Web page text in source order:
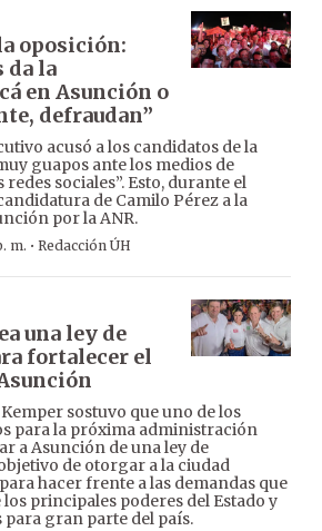
oposición:
da la
en Asunción o
defraudan”
acusó a los candidatos de la
guapos ante los medios de
sociales”. Esto, durante el
de Camilo Pérez a la
por la ANR.
m. · Redacción ÚH
una ley de
fortalecer el
sostuvo que uno de los
para la próxima administración
a Asunción de una ley de
de otorgar a la ciudad
hacer frente a las demandas que
principales poderes del Estado y
gran parte del país.